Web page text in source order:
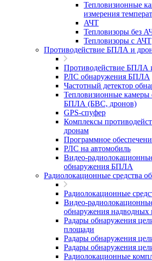
Тепловизионные
измерения
АЧТ
Тепловизоры без
Тепловизоры с АЧТ
Противодействие БПЛА и
Противодействие БПЛА
РЛС обнаружения БПЛА
Частотный детектор
Тепловизионные камеры
БПЛА (БВС, дронов)
GPS-спуфер
Комплексы
дронам
Программное
РЛС на автомобиль
Видео-
обнаружения БПЛА
Радиолокационные средства
Радиолокационные
Видео-
обнаружения надводных
Радары обнаружения
площади
Радары обнаружения
Радары обнаружения
Радиолокационные